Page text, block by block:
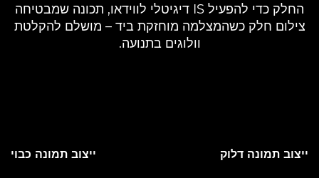
החלק כדי להפעיל IS דיגיטלי לווידאו, תכונה שמבטיחה
צילום חלק כשהמצלמה מוחזקת ביד – מושלם להקלטת
וולוגים בתנועה.
ייצוב תמונה דלוק ייצוב תמונה כבוי